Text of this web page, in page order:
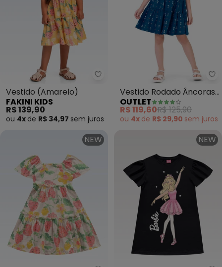
Fakini Kids - Vestido (Amarelo)
Vestido (Amarelo)
FAKINI KIDS
R$ 139,90
ou 4x de R$ 34,97 sem juros
Vestido Rodado Âncoras
Menina (Azul)
OUTLET
R$ 119,60R$ 125,90
ou 4x de R$ 29,90 sem juros
NEW NEW